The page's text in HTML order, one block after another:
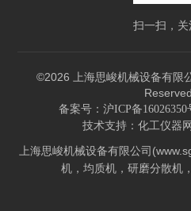
扫一扫，关
©2026 上海思峻机械设备有限
Reserved.
备案号：沪ICP备16026350
技术支持： 化工仪器网
上海思峻机械设备有限公司
机，均质机，研磨分散机